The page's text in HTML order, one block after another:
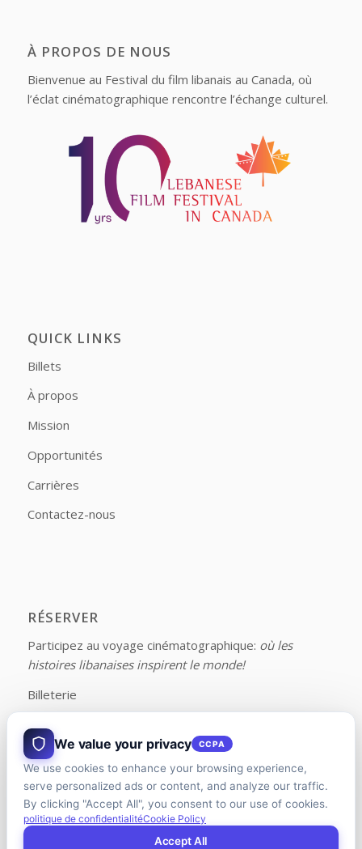
À PROPOS DE NOUS
Bienvenue au Festival du film libanais au Canada, où
l’éclat cinématographique rencontre l’échange culturel.
QUICK LINKS
Billets
À propos
Mission
Opportunités
Carrières
Contactez-nous
RÉSERVER
Participez au voyage cinématographique: où les
histoires libanaises inspirent le monde!
Billeterie
FOLLOW US ON FACEBOOK
We value your privacy CCPA
We use cookies to enhance your browsing experience,
serve personalized ads or content, and analyze our traffic.
By clicking "Accept All", you consent to our use of cookies.
politique de confidentialitéCookie Policy
Accept All